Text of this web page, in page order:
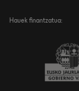
Hauek finantzatua: